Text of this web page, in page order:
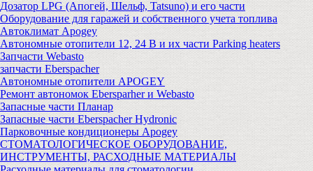
Дозатор LPG (Апогей, Шельф, Tatsuno) и его части
Оборудование для гаражей и собственного учета топлива
Автоклимат Apogey
Автономные отопители 12, 24 В и их части Parking heaters
Запчасти Webasto
запчасти Eberspacher
Автономные отопители APOGEY
Ремонт автономок Ebersparher и Webasto
Запасные части Планар
Запасные части Eberspacher Hydronic
Парковочные кондиционеры Apogey
СТОМАТОЛОГИЧЕСКОЕ ОБОРУДОВАНИЕ,
ИНСТРУМЕНТЫ, РАСХОДНЫЕ МАТЕРИАЛЫ